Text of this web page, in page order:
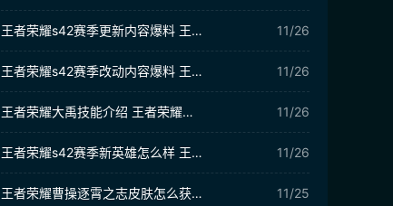
王者荣耀s42赛季更新内容爆料 王者荣耀s42赛季更新内容介绍 11/26
王者荣耀s42赛季改动内容爆料 王者荣耀s42赛季改动内容一览 11/26
王者荣耀大禹技能介绍 王者荣耀新英雄大禹怎么样 11/26
王者荣耀s42赛季新英雄怎么样 王者荣耀s42赛季新英雄介绍 11/26
王者荣耀曹操逐霄之志皮肤怎么获取 王者荣耀曹操逐霄之志皮肤价格多少 11/25